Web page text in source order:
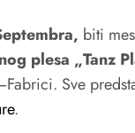
biti
plesa „Tanz
Sve
.